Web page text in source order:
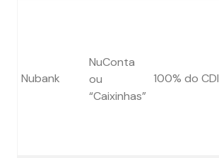
Nubank
NuConta
ou
“Caixinhas”
100% do CDI